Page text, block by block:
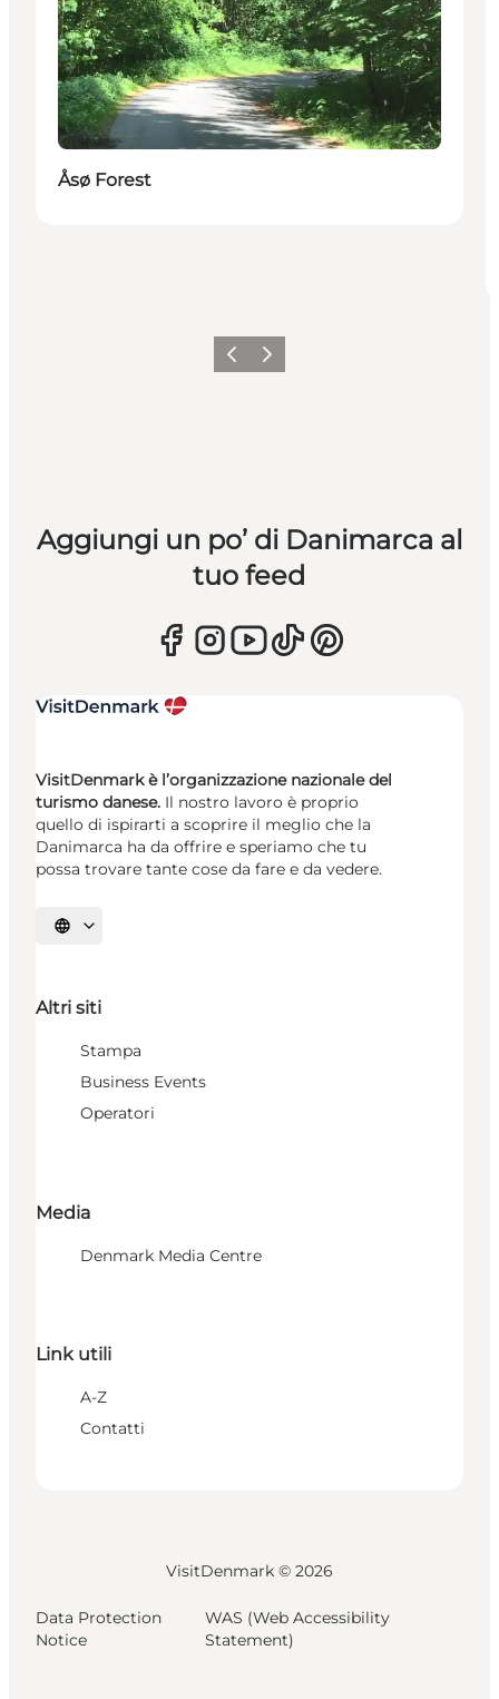
Åsø Forest
Precedente
Avanti
Aggiungi un po’ di Danimarca al
tuo feed
VisitDenmark è l’organizzazione nazionale del
turismo danese. Il nostro lavoro è proprio
quello di ispirarti a scoprire il meglio che la
Danimarca ha da offrire e speriamo che tu
possa trovare tante cose da fare e da vedere.
Seleziona la lingua
Altri siti
Stampa
Business Events
Operatori
Media
Denmark Media Centre
Link utili
A-Z
Contatti
VisitDenmark © 2026
Data Protection
Notice
WAS (Web Accessibility
Statement)